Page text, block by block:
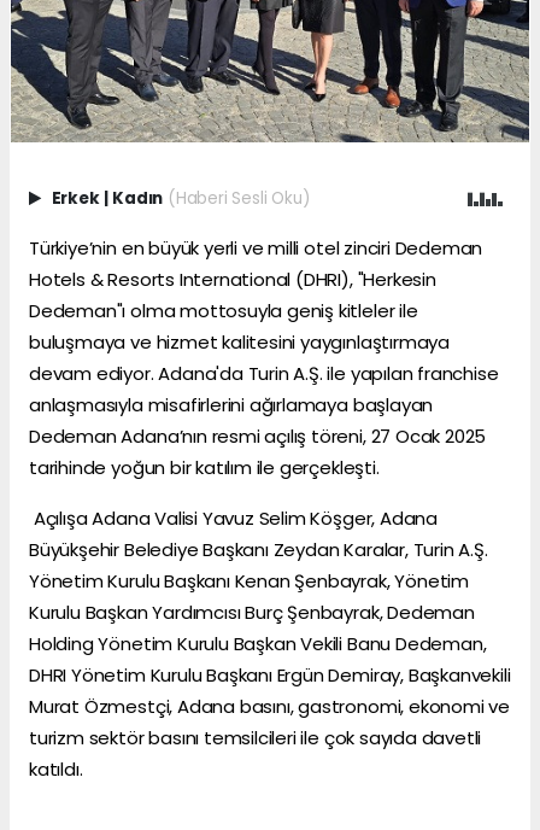
Erkek | Kadın (Haberi Sesli Oku)
Türkiye’nin en büyük yerli ve milli otel zinciri Dedeman
Hotels & Resorts International (DHRI), "Herkesin
Dedeman"ı olma mottosuyla geniş kitleler ile
buluşmaya ve hizmet kalitesini yaygınlaştırmaya
devam ediyor. Adana'da Turin A.Ş. ile yapılan franchise
anlaşmasıyla misafirlerini ağırlamaya başlayan
Dedeman Adana’nın resmi açılış töreni, 27 Ocak 2025
tarihinde yoğun bir katılım ile gerçekleşti.
Açılışa Adana Valisi Yavuz Selim Köşger, Adana
Büyükşehir Belediye Başkanı Zeydan Karalar, Turin A.Ş.
Yönetim Kurulu Başkanı Kenan Şenbayrak, Yönetim
Kurulu Başkan Yardımcısı Burç Şenbayrak, Dedeman
Holding Yönetim Kurulu Başkan Vekili Banu Dedeman,
DHRI Yönetim Kurulu Başkanı Ergün Demiray, Başkanvekili
Murat Özmestçi, Adana basını, gastronomi, ekonomi ve
turizm sektör basını temsilcileri ile çok sayıda davetli
katıldı.